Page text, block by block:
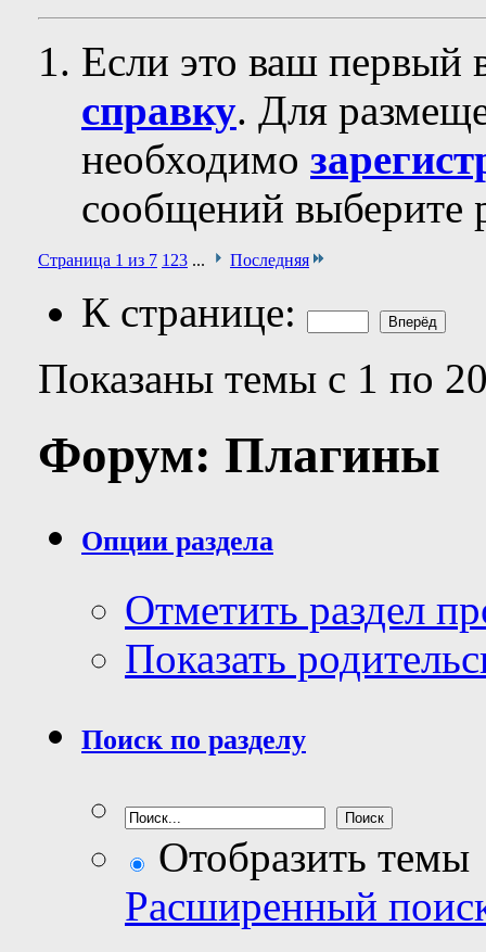
Если это ваш первый
справку. Для
необходимо
сообщений выберите
Страница 1 из 7 1 23 ... Последняя
К странице:
Показаны темы с 1 по
Форум: Плагины
Опции раздела
Отметить раздел
Показать
Поиск по разделу
Отобразить темы
Расширенный